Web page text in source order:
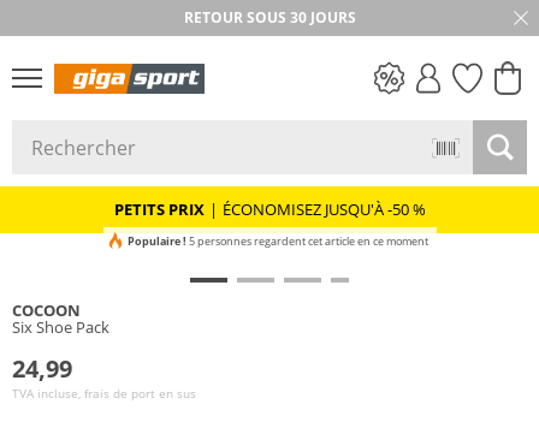
RETOUR SOUS 30 JOURS
PETITS PRIX | ÉCONOMISEZ JUSQU'À -50 %
Populaire ! 5 personnes regardent cet article en ce moment
COCOON
Six Shoe Pack
24,99
TVA incluse, frais de port en sus